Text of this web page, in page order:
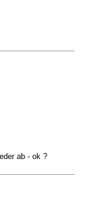
ab - ok ?